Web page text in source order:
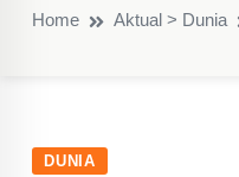
Home Aktual > Dunia
DUNIA